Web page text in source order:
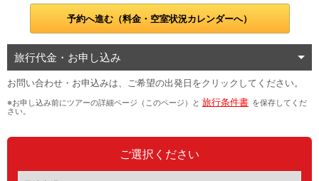
予約へ進む（料金・空室状況カレンダーへ）
旅行代金・お申し込み
お問い合わせ・お申込みは、ご希望の出発日をクリックしてください。
※お申し込み前にツアーの詳細ページ（このページ）と 旅行条件書 を保存してくだ
さい。
ご選択ください